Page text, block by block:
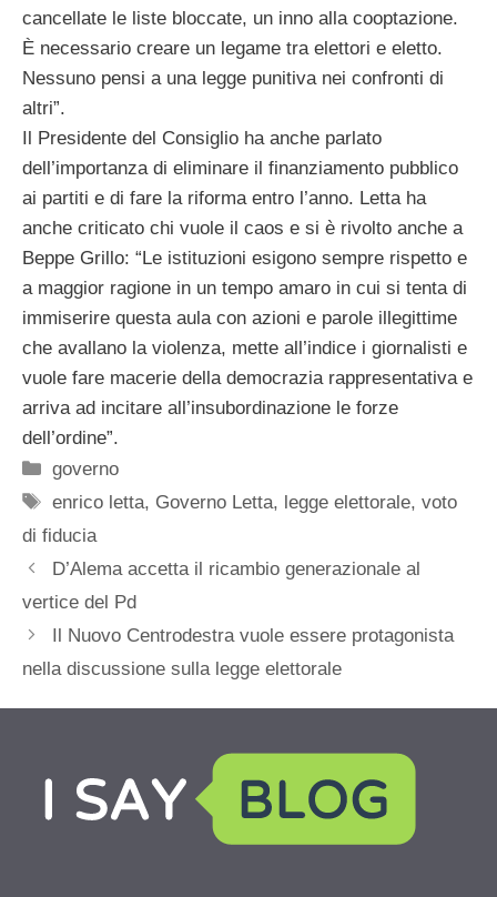
cancellate le liste bloccate, un inno alla cooptazione.
È necessario creare un legame tra elettori e eletto.
Nessuno pensi a una legge punitiva nei confronti di
altri”.
Il Presidente del Consiglio ha anche parlato
dell’importanza di eliminare il finanziamento pubblico
ai partiti e di fare la riforma entro l’anno. Letta ha
anche criticato chi vuole il caos e si è rivolto anche a
Beppe Grillo: “Le istituzioni esigono sempre rispetto e
a maggior ragione in un tempo amaro in cui si tenta di
immiserire questa aula con azioni e parole illegittime
che avallano la violenza, mette all’indice i giornalisti e
vuole fare macerie della democrazia rappresentativa e
arriva ad incitare all’insubordinazione le forze
dell’ordine”.
Categorie
governo
Tag
enrico letta, Governo Letta, legge elettorale,voto
di fiducia
D’Alema accetta il ricambio generazionale al
vertice del Pd
Il Nuovo Centrodestra vuole essere protagonista
nella discussione sulla legge elettorale